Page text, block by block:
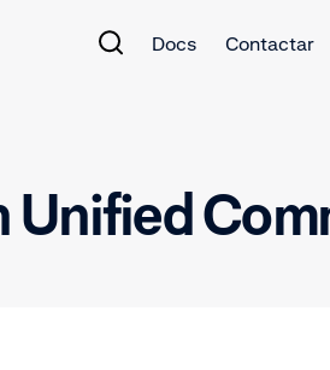
Docs Contactar